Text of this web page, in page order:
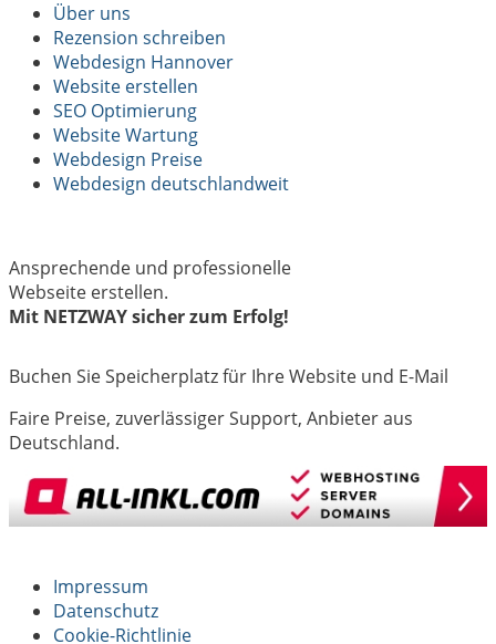
Über uns
Rezension schreiben
Webdesign Hannover
Website erstellen
SEO Optimierung
Website Wartung
Webdesign Preise
Webdesign deutschlandweit
Ansprechende und professionelle
Webseite erstellen.
Mit NETZWAY sicher zum Erfolg!
Buchen Sie Speicherplatz für Ihre Website und E-Mail
Faire Preise, zuverlässiger Support, Anbieter aus
Deutschland.
Impressum
Datenschutz
Cookie-Richtlinie